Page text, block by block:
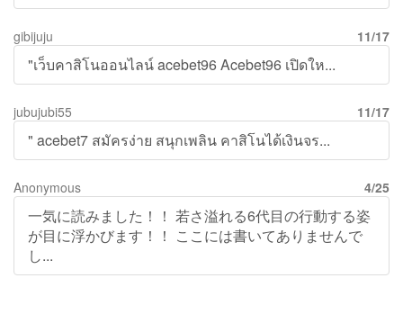
11/17
gibijuju
"เว็บคาสิโนออนไลน์ acebet96 Acebet96 เปิดให...
11/17
jubujubi55
" acebet7 สมัครง่าย สนุกเพลิน คาสิโนได้เงินจร...
4/25
Anonymous
一気に読みました！！ 若さ溢れる6代目の行動する姿
が目に浮かびます！！ ここには書いてありませんで
し...